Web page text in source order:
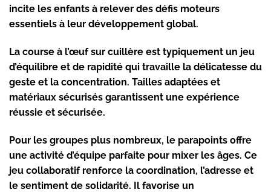
incite les enfants à relever des défis moteurs
essentiels à leur développement global.
La course à l’œuf sur cuillère est typiquement un jeu
d’équilibre et de rapidité qui travaille la délicatesse du
geste et la concentration. Tailles adaptées et
matériaux sécurisés garantissent une expérience
réussie et sécurisée.
Pour les groupes plus nombreux, le parapoints offre
une activité d’équipe parfaite pour mixer les âges. Ce
jeu collaboratif renforce la coordination, l’adresse et
le sentiment de solidarité. Il favorise un